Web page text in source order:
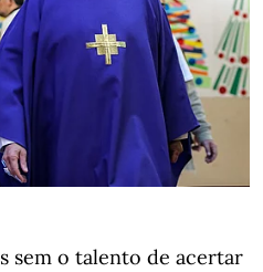
sem o talento de acertar